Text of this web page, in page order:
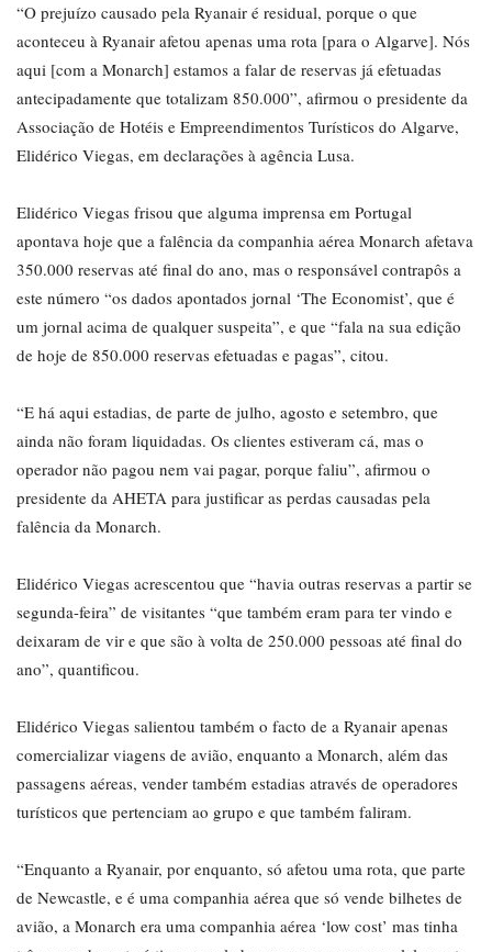
“O prejuízo causado pela Ryanair é residual, porque o que
aconteceu à Ryanair afetou apenas uma rota [para o Algarve]. Nós
aqui [com a Monarch] estamos a falar de reservas já efetuadas
antecipadamente que totalizam 850.000”, afirmou o presidente da
Associação de Hotéis e Empreendimentos Turísticos do Algarve,
Elidérico Viegas, em declarações à agência Lusa.
Elidérico Viegas frisou que alguma imprensa em Portugal
apontava hoje que a falência da companhia aérea Monarch afetava
350.000 reservas até final do ano, mas o responsável contrapôs a
este número “os dados apontados jornal ‘The Economist’, que é
um jornal acima de qualquer suspeita”, e que “fala na sua edição
de hoje de 850.000 reservas efetuadas e pagas”, citou.
“E há aqui estadias, de parte de julho, agosto e setembro, que
ainda não foram liquidadas. Os clientes estiveram cá, mas o
operador não pagou nem vai pagar, porque faliu”, afirmou o
presidente da AHETA para justificar as perdas causadas pela
falência da Monarch.
Elidérico Viegas acrescentou que “havia outras reservas a partir se
segunda-feira” de visitantes “que também eram para ter vindo e
deixaram de vir e que são à volta de 250.000 pessoas até final do
ano”, quantificou.
Elidérico Viegas salientou também o facto de a Ryanair apenas
comercializar viagens de avião, enquanto a Monarch, além das
passagens aéreas, vender também estadias através de operadores
turísticos que pertenciam ao grupo e que também faliram.
“Enquanto a Ryanair, por enquanto, só afetou uma rota, que parte
de Newcastle, e é uma companhia aérea que só vende bilhetes de
avião, a Monarch era uma companhia aérea ‘low cost’ mas tinha